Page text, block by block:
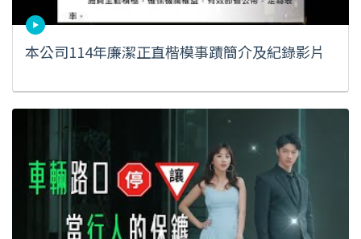
本公司114年廉潔正直楷模事蹟簡介及紀錄影片